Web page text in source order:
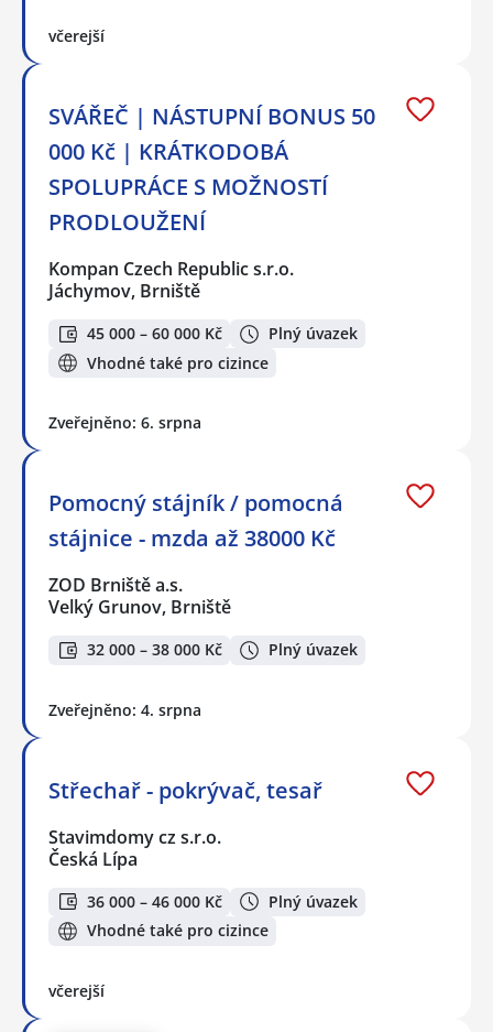
včerejší
SVÁŘEČ | NÁSTUPNÍ BONUS 50
000 Kč | KRÁTKODOBÁ
SPOLUPRÁCE S MOŽNOSTÍ
PRODLOUŽENÍ
Kompan Czech Republic s.r.o.
Jáchymov, Brniště
45 000 – 60 000 Kč
Plný úvazek
Vhodné také pro cizince
Zveřejněno: 6. srpna
Pomocný stájník / pomocná
stájnice - mzda až 38000 Kč
ZOD Brniště a.s.
Velký Grunov, Brniště
32 000 – 38 000 Kč Plný úvazek
Zveřejněno: 4. srpna
Střechař - pokrývač, tesař
Stavimdomy cz s.r.o.
Česká Lípa
36 000 – 46 000 Kč
Plný úvazek
Vhodné také pro cizince
včerejší